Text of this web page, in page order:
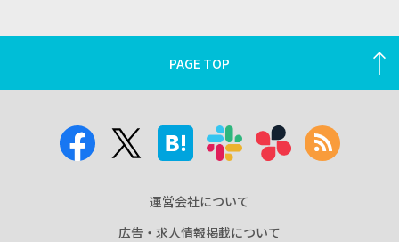
PAGE TOP
運営会社について
広告・求人情報掲載について